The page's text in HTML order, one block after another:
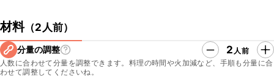
材料（2人前）
分量の調整 2 人前
人数に合わせて分量を調整できます。料理の時間や火加減など、手順も分量に合
わせて調整してくださいね。